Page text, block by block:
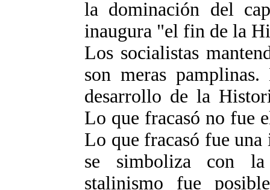
la dominación del
inaugura "el fin de la
Los socialistas
son meras
desarrollo de la
Lo que fracasó no fue
Lo que fracasó fue
se simboliza con
stalinismo fue